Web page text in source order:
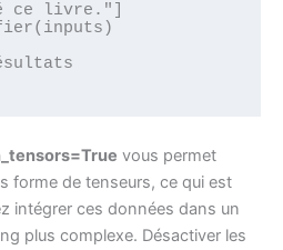
ce livre."]
vous permet
forme de tenseurs, ce qui est
intégrer ces données dans un
plus complexe. Désactiver les